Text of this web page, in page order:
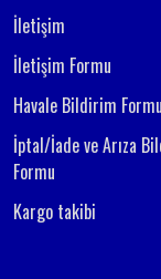
İletişim
İletişim Formu
Havale Bildirim Formu
İptal/İade ve Arıza
Formu
Kargo takibi